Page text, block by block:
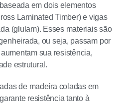
em dois elementos
Laminated Timber) e vigas
(glulam). Esses materiais são
ou seja, passam por
sua resistência,
estrutural.
de madeira coladas em
resistência tanto à